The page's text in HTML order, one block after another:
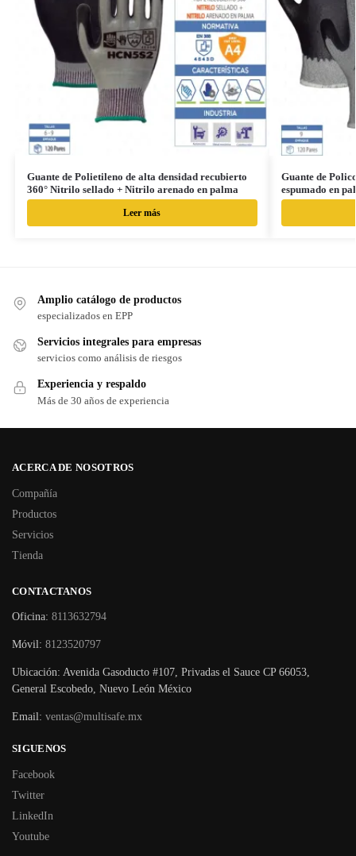
Guante de Polietileno de alta densidad recubierto
360° Nitrilo sellado + Nitrilo arenado en palma
Leer más
Guante de
espumado en
Amplio catálogo de productos
especializados en EPP
Servicios integrales para empresas
servicios como análisis de riesgos
Experiencia y respaldo
Más de 30 años de experiencia
ACERCA DE NOSOTROS
Compañía
Productos
Servicios
Tienda
CONTACTANOS
Oficina: 8113632794
Móvil: 8123520797
Ubicación: Avenida Gasoducto #107, Privadas el Sauce CP 66053,
General Escobedo, Nuevo León México
Email: ventas@multisafe.mx
SIGUENOS
Facebook
Twitter
LinkedIn
Youtube